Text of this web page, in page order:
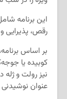
این برنامه
رقص،
بر اساس
کوبیده یا
نیز رولت و
عنوان نوشیدنی